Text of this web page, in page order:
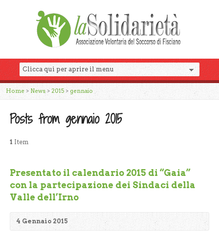
Home> News> 2015 > gennaio
Posts from gennaio 2015
1 Item
Presentato il calendario 2015 di “Gaia”
con la partecipazione dei Sindaci della
Valle dell’Irno
4 Gennaio 2015